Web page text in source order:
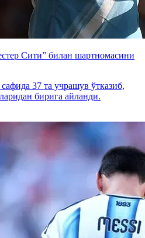
Сити” билан шартномасини
37 та учрашув ўтказиб,
бирига айланди.